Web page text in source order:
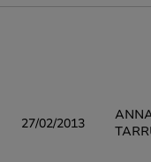
27/02/2013